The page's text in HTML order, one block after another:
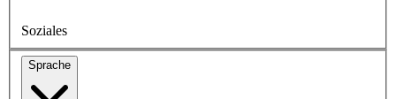
Soziales
Sprache